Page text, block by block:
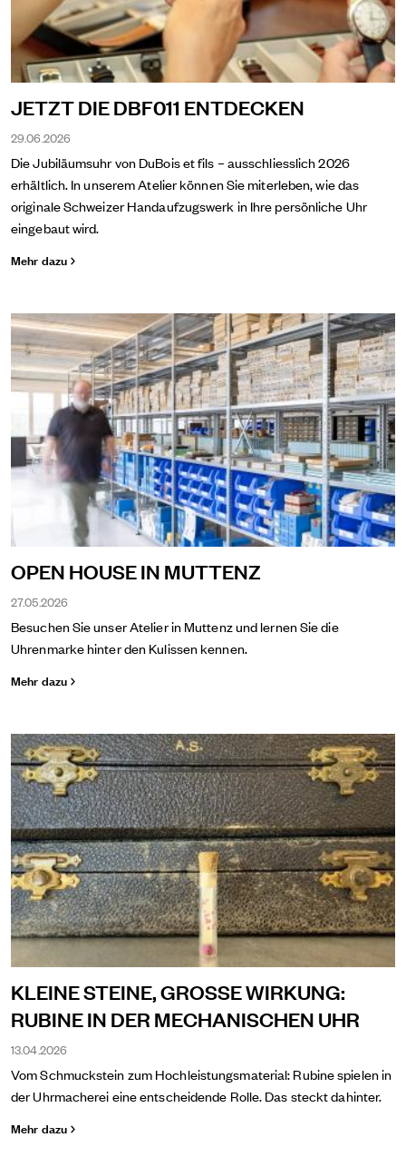
JETZT DIE DBF011 ENTDECKEN
29.06.2026
Die Jubiläumsuhr von DuBois et fils – ausschliesslich 2026
erhältlich. In unserem Atelier können Sie miterleben, wie das
originale Schweizer Handaufzugswerk in Ihre persönliche Uhr
eingebaut wird.
Mehr dazu
OPEN HOUSE IN MUTTENZ
27.05.2026
Besuchen Sie unser Atelier in Muttenz und lernen Sie die
Uhrenmarke hinter den Kulissen kennen.
Mehr dazu
KLEINE STEINE, GROSSE WIRKUNG:
RUBINE IN DER MECHANISCHEN UHR
13.04.2026
Vom Schmuckstein zum Hochleistungsmaterial: Rubine spielen in
der Uhrmacherei eine entscheidende Rolle. Das steckt dahinter.
Mehr dazu